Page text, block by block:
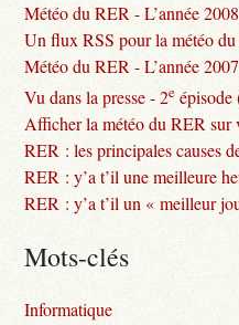
Météo du RER - L’année
Un flux RSS pour la météo
Météo du RER - L’année
Vu dans la presse - 2e épisode
Afficher la météo du RER sur
RER : les principales causes
RER : y’a t’il une meilleure
RER : y’a t’il un « meilleur
Mots-clés
Informatique